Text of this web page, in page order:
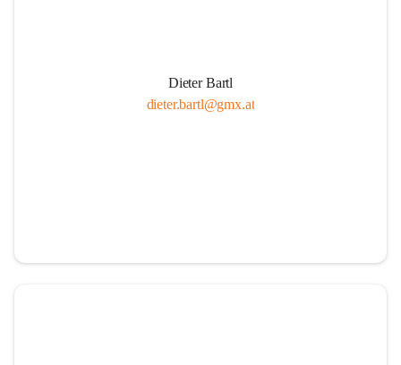
Dieter Bartl
dieter.bartl@gmx.at